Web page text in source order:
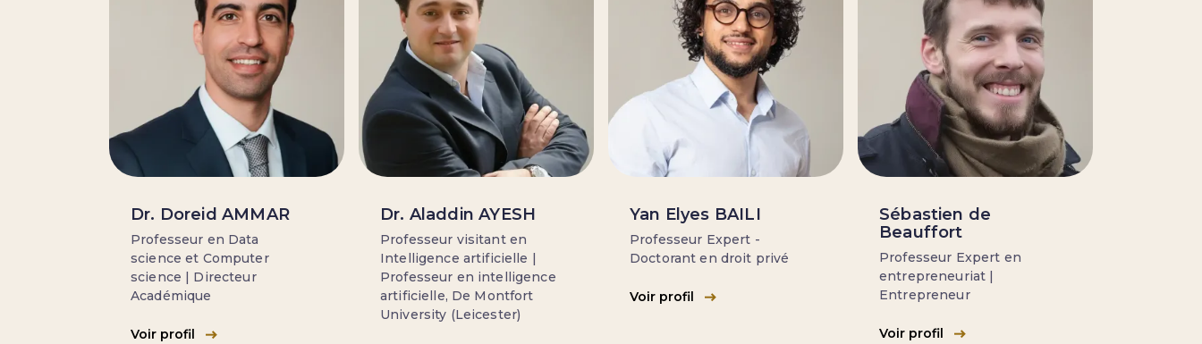
Dr. Doreid AMMAR
Professeur en Data
science et Computer
science | Directeur
Académique
Voir profil
Dr. Aladdin AYESH
Professeur visitant en
Intelligence artificielle |
Professeur en intelligence
artificielle, De Montfort
University (Leicester)
Yan Elyes BAILI
Professeur Expert -
Doctorant en droit privé
Voir profil
Sébastien de
Beauffort
Professeur Expert en
entrepreneuriat |
Entrepreneur
Voir profil